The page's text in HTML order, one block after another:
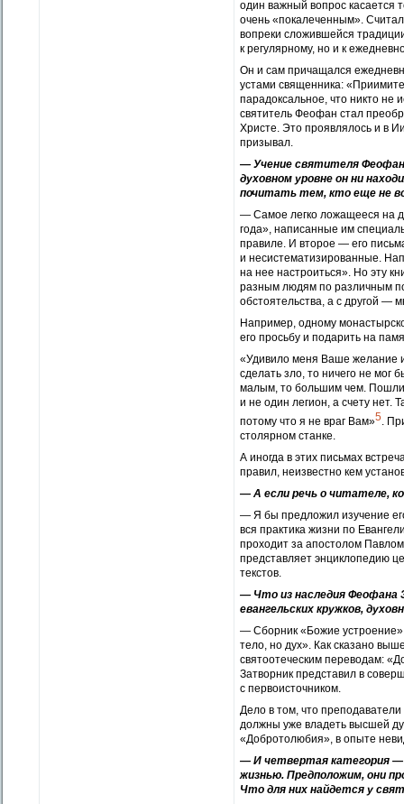
один важный вопрос касается
очень «покалеченным».
вопреки сложившейся
к регулярному, но и к
Он и сам причащался
устами священника:
парадоксальное, что никто не
святитель Феофан стал
Христе. Это проявлялось и в
призывал.
— Учение святителя
духовном уровне он ни
почитать тем, кто еще не
— Самое легко ложащееся на
года», написанные им
правиле. И второе — его
и несистематизированные.
на нее настроиться». Но эту
разным людям по различным
обстоятельства, а с другой —
Например, одному
его просьбу и подарить на
«Удивило меня Ваше желание
сделать зло, то ничего не мог
малым, то большим чем. Пошли
и не один легион, а счету нет.
потому что я не враг Вам»5.
столярном станке.
А иногда в этих письмах
правил, неизвестно кем
— А если речь о читателе,
— Я бы предложил изучение
вся практика жизни по
проходит за апостолом
представляет энциклопедию
текстов.
— Что из наследия Феофана
евангельских кружков,
— Сборник «Божие устроение»,
тело, но дух». Как сказано
святоотеческим переводам:
Затворник представил в
с первоисточником.
Дело в том, что
должны уже владеть высшей
«Добротолюбия», в опыте
— И четвертая категория —
жизнью. Предположим, они
Что для них найдется у